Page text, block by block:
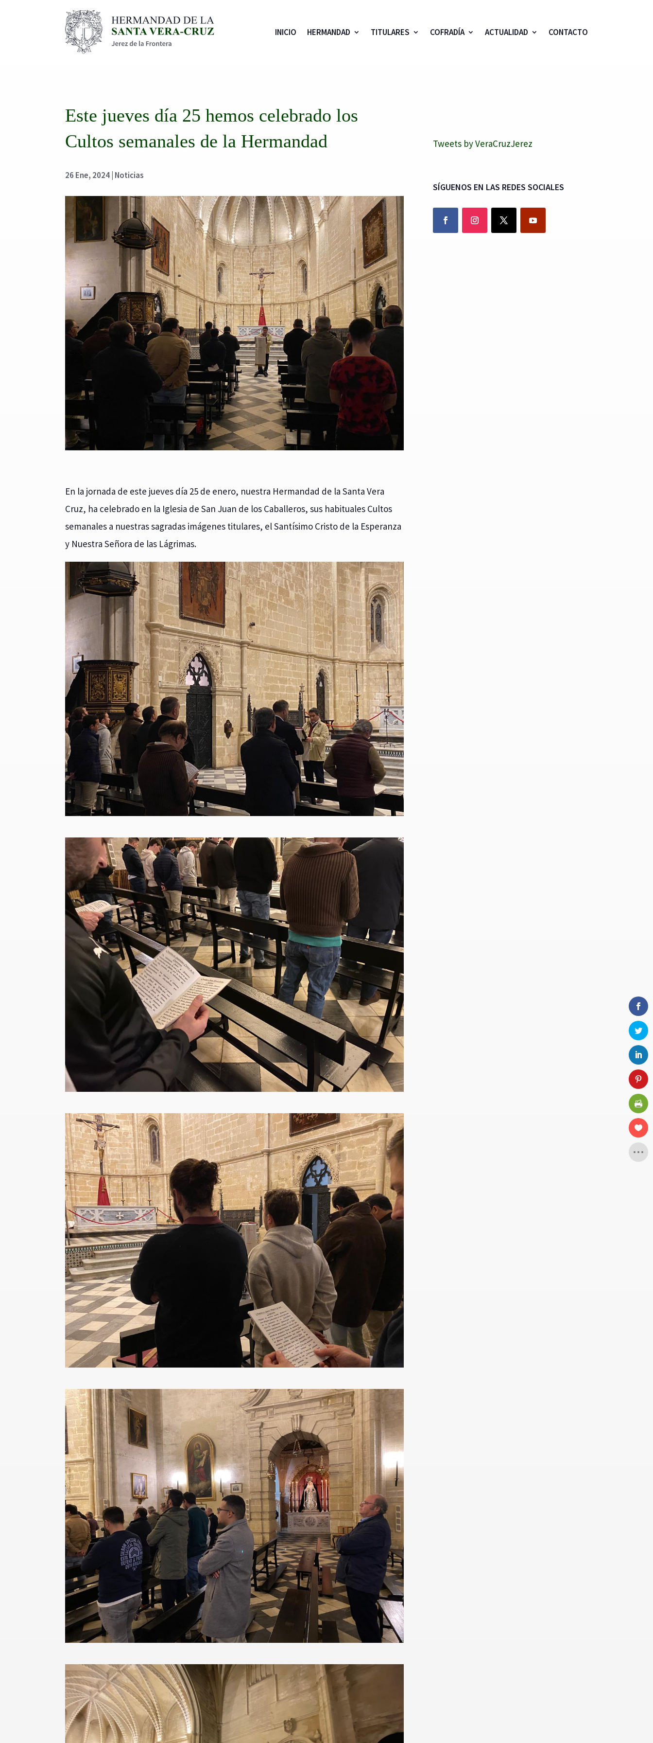
INICIO HERMANDAD TITULARES COFRADÍA ACTUALIDAD CONTACTO
Este jueves día 25 hemos celebrado los
Cultos semanales de la Hermandad
26 Ene, 2024 Noticias
En la jornada de este jueves día 25 de enero, nuestra Hermandad de la Santa Vera
Cruz, ha celebrado en la Iglesia de San Juan de los Caballeros, sus habituales Cultos
semanales a nuestras sagradas imágenes titulares, el Santísimo Cristo de la Esperanza
y Nuestra Señora de las Lágrimas.
Tweets by VeraCruzJerez
SÍGUENOS EN LAS REDES SOCIALES